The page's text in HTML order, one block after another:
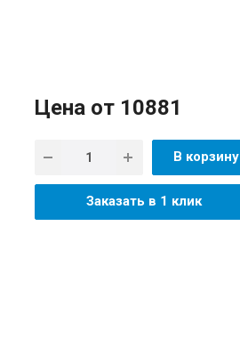
Цена от 10881
В корзину
Заказать в 1 клик